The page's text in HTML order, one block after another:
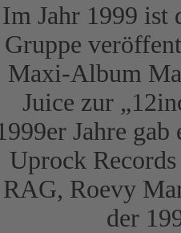
Im Jahr 1999 ist
Gruppe
Maxi-Album
Juice zur
Jahre
Uprock
RAG, Roevy
der